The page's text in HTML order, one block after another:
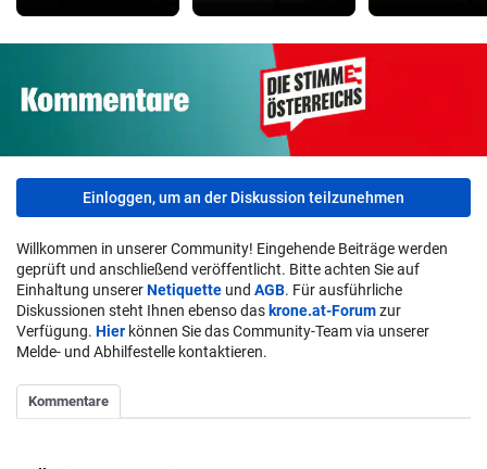
Einloggen, um an der Diskussion teilzunehmen
Willkommen in unserer Community! Eingehende Beiträge werden
geprüft und anschließend veröffentlicht. Bitte achten Sie auf
Einhaltung unsererNetiquette und AGB. Für ausführliche
Diskussionen steht Ihnen ebenso das krone.at-Forumzur
Verfügung. Hier können Sie das Community-Team via unserer
Melde- und Abhilfestelle kontaktieren.